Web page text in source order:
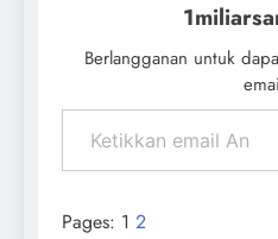
Berlangganan untuk
Pages: 1 2